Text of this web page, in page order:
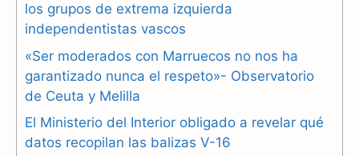
c
b
o
o
l
g
r
a
a
s
p
los grupos de extrema izquierda
independentistas vascos
«Ser moderados con Marruecos no nos ha
garantizado nunca el respeto»- Observatorio
de Ceuta y Melilla
El Ministerio del Interior obligado a revelar qué
datos recopilan las balizas V-16